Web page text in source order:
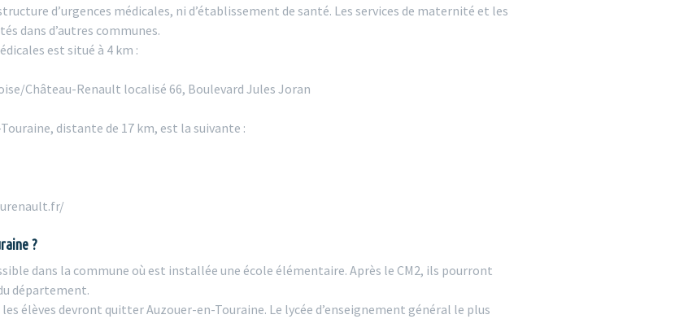
d’urgences médicales, ni d’établissement de santé. Les services de maternité et les
dans d’autres communes.
est situé à 4 km :
Château-Renault localisé 66, Boulevard Jules Joran
distante de 17 km, est la suivante :
?
dans la commune où est installée une école élémentaire. Après le CM2, ils pourront
département.
élèves devront quitter Auzouer-en-Touraine. Le lycée d’enseignement général le plus